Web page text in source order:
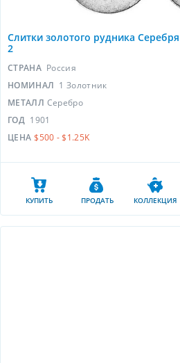
Слитки золотого рудника
2
СТРАНА Россия
НОМИНАЛ 1 Золотник
МЕТАЛЛ Серебро
ГОД 1901
ЦЕНА $500 - $1.25K
КУПИТЬ ПРОДАТЬ КОЛЛЕКЦИЯ